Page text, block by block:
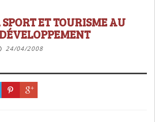
ET TOURISME AU
24/04/2008